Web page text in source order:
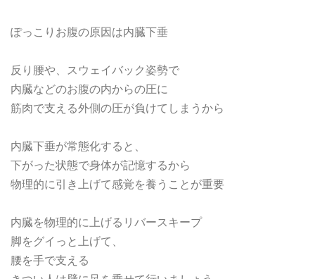
ぽっこりお腹の原因は内臓下垂
反り腰や、スウェイバック姿勢で
内臓などのお腹の内からの圧に
筋肉で支える外側の圧が負けてしまうから
内臓下垂が常態化すると、
下がった状態で身体が記憶するから
物理的に引き上げて感覚を養うことが重要
内臓を物理的に上げるリバースキープ
脚をグイっと上げて、
腰を手で支える